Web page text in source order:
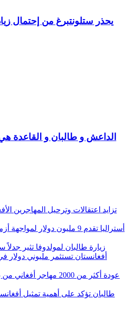
يحذر ستلونتبرغ من إحتمال
الداعش و طالبان و القاعدة هي
تزايد اعتقالات وترحيل المهاجرين
أستراليا تقدم 9 مليون دولار
زيارة طالبان لمولدوفا تثير جدلاً
أفغانستان تستثمر مليوني دولار
عودة أكثر من 2000
طالبان تؤكد على أهمية تمثيل